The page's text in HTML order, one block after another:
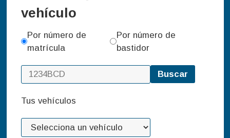
vehículo
Por número de
matrícula
Por número de
bastidor
Buscar
Tus vehículos